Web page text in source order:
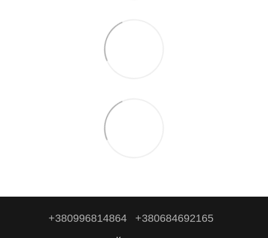
+380996814864 +380684692165